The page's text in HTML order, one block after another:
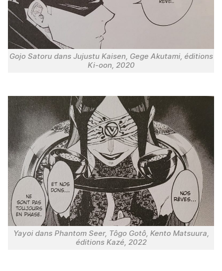
Gojo Satoru dans Jujustu Kaisen, Gege Akutami, éditions
Ki-oon, 2020
Yayoi dans Phantom Seer, Tôgo Gotô, Kento Matsuura,
éditions Kazé, 2022